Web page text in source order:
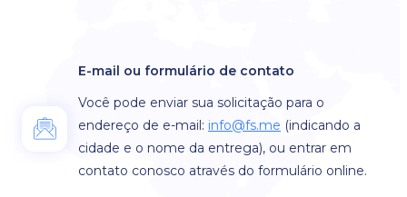
E-mail ou formulário de contato
Você pode enviar sua solicitação para o
endereço de e-mail: info@fs.me (indicando a
cidade e o nome da entrega), ou entrar em
contato conosco através do formulário online.